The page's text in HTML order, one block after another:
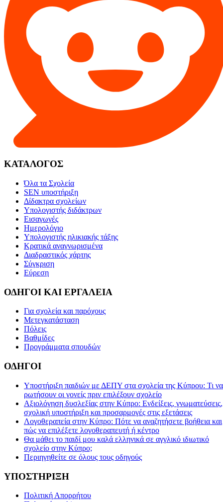
ΚΑΤΑΛΟΓΟΣ
Όλα τα Σχολεία
SEN υποστήριξη
Δίδακτρα σχολείων
Υπολογιστής διδάκτρων
Εισαγωγές
Ημερολόγιο
Υπολογιστής ηλικιακής τάξης
Κρατικά αναγνωρισμένα
Διαδραστικός χάρτης
Σύγκριση
Εύρεση
ΟΔΗΓΟΙ ΚΑΙ ΕΡΓΑΛΕΙΑ
Για σχολεία και παρόχους
Μετεγκατάσταση
Πόλεις
Βαθμίδες
Προγράμματα σπουδών
ΟΔΗΓΟΙ
Υποστήριξη παιδιών με ΔΕΠΥ στα σχολεία της Κύπρου: Τι να
ρωτήσουν οι γονείς πριν επιλέξουν σχολείο
Αξιολόγηση δυσλεξίας στην Κύπρο: Ενδείξεις, γνωματεύσεις,
σχολική υποστήριξη και προσαρμογές στις εξετάσεις
Λογοθεραπεία στην Κύπρο: Πότε να αναζητήσετε βοήθεια και
πώς να επιλέξετε λογοθεραπευτή ή κέντρο
Θα μάθει το παιδί μου καλά ελληνικά σε αγγλικό ιδιωτικό
σχολείο στην Κύπρο;
Περιηγηθείτε σε όλους τους οδηγούς
ΥΠΟΣΤΗΡΙΞΗ
Πολιτική Απορρήτου